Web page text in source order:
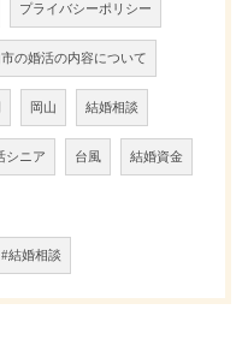
プライバシーポリシー
市の婚活の内容について
岡山 結婚相談
シニア 台風 結婚資金
婚相談